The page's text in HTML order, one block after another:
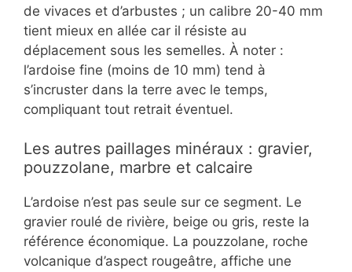
de vivaces et d’arbustes ; un calibre 20-40 mm
tient mieux en allée car il résiste au
déplacement sous les semelles. À noter :
l’ardoise fine (moins de 10 mm) tend à
s’incruster dans la terre avec le temps,
compliquant tout retrait éventuel.
Les autres paillages minéraux : gravier,
pouzzolane, marbre et calcaire
L’ardoise n’est pas seule sur ce segment. Le
gravier roulé de rivière, beige ou gris, reste la
référence économique. La pouzzolane, roche
volcanique d’aspect rougeâtre, affiche une